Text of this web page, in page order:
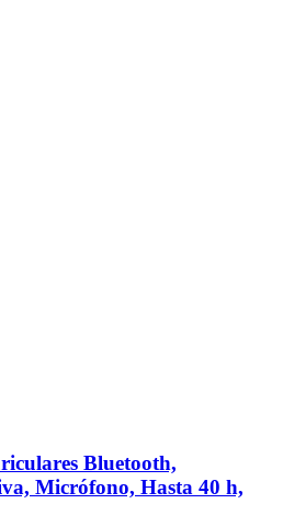
Bluetooth,
Micrófono, Hasta 40 h,